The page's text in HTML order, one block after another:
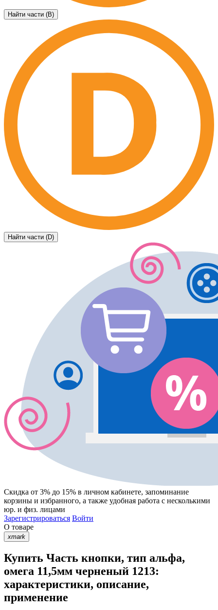
Найти части (B)
Найти части (D)
Скидка от 3% до 15% в личном кабинете, запоминание
корзины и избранного, а также удобная работа с несколькими
юр. и физ. лицами
Зарегистрироваться Войти
О товаре
xmark
Купить Часть кнопки, тип альфа,
омега 11,5мм черненый 1213:
характеристики, описание,
применение